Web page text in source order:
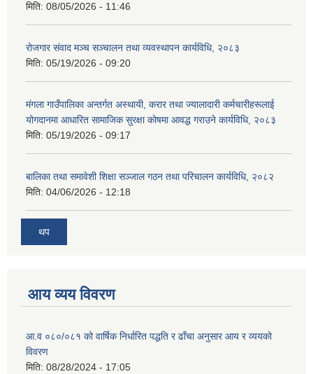
मिति: 08/05/2026 - 11:46
रोजगार संवाद मञ्च सञ्चालन तथा व्यवस्थापन कार्यविधि, २०८३
मिति: 05/19/2026 - 09:20
मंगला गाउँपालिका अन्तर्गत अस्थायी, करार तथा ज्यालादारी कर्मचारीहरूलाई
योगदानमा आधारित सामाजिक सुरक्षा कोषमा आवद्ध गराउने कार्यविधि, २०८३
मिति: 05/19/2026 - 09:17
बालिका तथा समावेशी शिक्षा सञ्जाल गठन तथा परिचालन कार्यविधि, २०८२
मिति: 04/06/2026 - 12:18
थप
आय व्यय विवरण
आ.व ०८०/०८१ को वार्षिक निर्धारित पद्धति र ढाँचा अनुसार आय र व्ययको
विवरण
मिति: 08/28/2024 - 17:05